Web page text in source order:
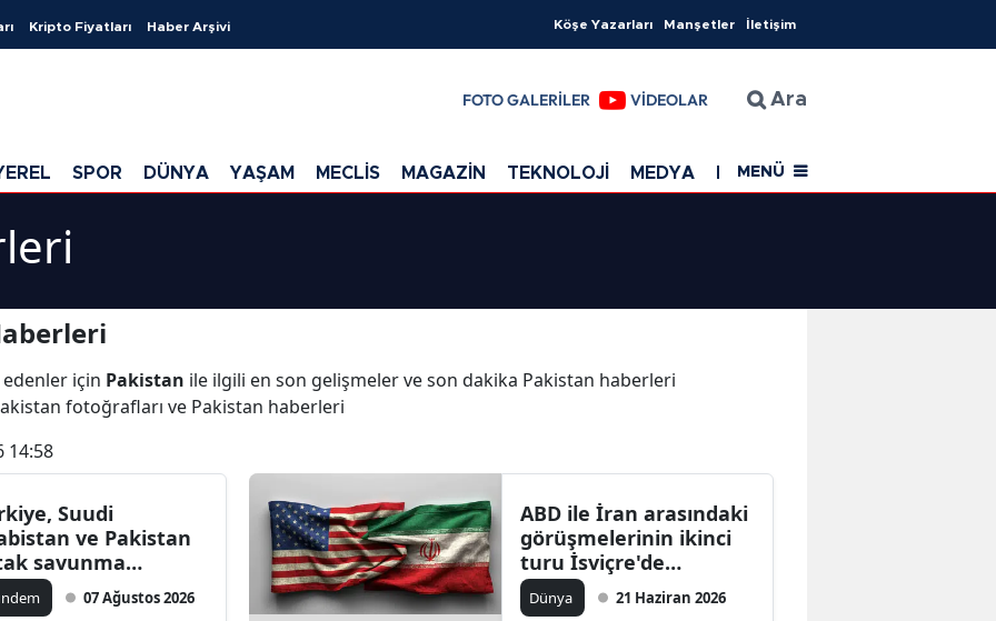
Kripto Fiyatları Haber Arşivi Köşe Yazarları Manşetler İletişim
FOTO GALERİLER VİDEOLAR Ara
SPOR DÜNYA YAŞAM MECLİS MAGAZİN TEKNOLOJİ MEDYA EĞİTİM SAĞLIK
MENÜ
için Pakistan ile ilgili en son gelişmeler ve son dakika Pakistan haberleri
fotoğrafları ve Pakistan haberleri
14:58
Suudi
ve Pakistan
savunma
imzaladı
07 Ağustos 2026
ABD ile İran arasındaki
görüşmelerinin ikinci
turu İsviçre'de
başlayacak
Dünya 21 Haziran 2026